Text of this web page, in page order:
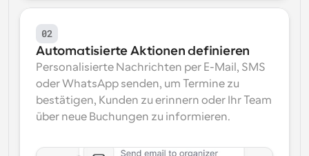
02
Automatisierte Aktionen definieren
Personalisierte Nachrichten per E-Mail, SMS
oder WhatsApp senden, um Termine zu
bestätigen, Kunden zu erinnern oder Ihr Team
über neue Buchungen zu informieren.